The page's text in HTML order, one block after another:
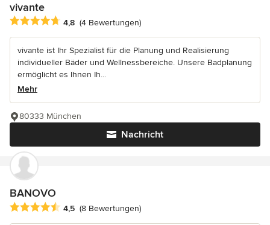
vivante
Durchschnittliche Bewertung: 4.8 von 5 Sternen
4,8 (4 Bewertungen)
vivante ist Ihr Spezialist für die Planung und Realisierung
individueller Bäder und Wellnessbereiche. Unsere Badplanung
ermöglicht es Ihnen Ih...
Mehr
Nachricht
80333 München
BANOVO
Durchschnittliche Bewertung: 4.5 von 5 Sternen
4,5 (8 Bewertungen)